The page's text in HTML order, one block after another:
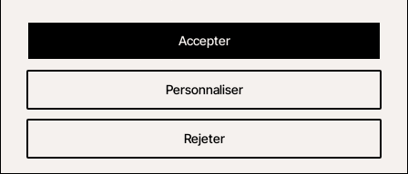
Personnaliser
Rejeter
Accepter